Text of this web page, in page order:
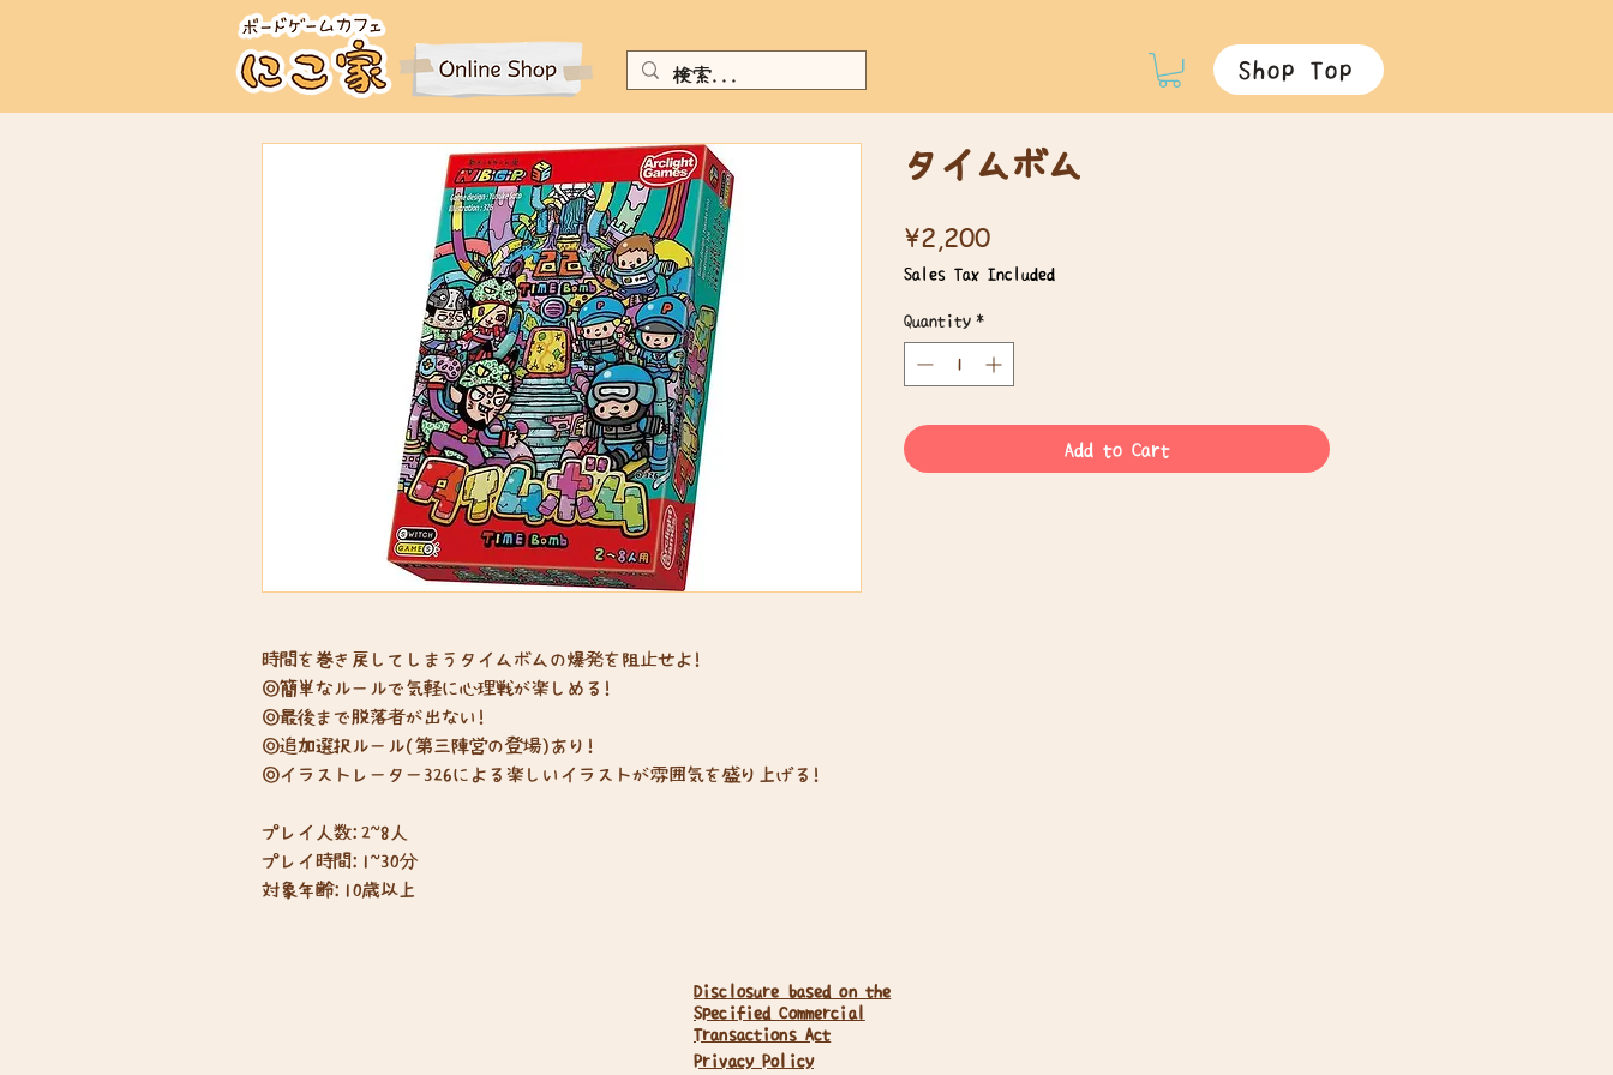
Shop Top
時間を巻き戻してしまうタイムボムの爆発を阻止せよ!
◎簡単なルールで気軽に心理戦が楽しめる!
◎最後まで脱落者が出ない!
◎追加選択ルール(第三陣営の登場)あり!
◎イラストレーター326による楽しいイラストが雰囲気を盛り上げる!
プレイ人数:2~8人
プレイ時間:1~30分
対象年齢:10歳以上
タイムボム
¥2,200Price
Sales Tax Included
Quantity *
Add to Cart
Disclosure based on the
Specified Commercial
Transactions Act
Privacy Policy